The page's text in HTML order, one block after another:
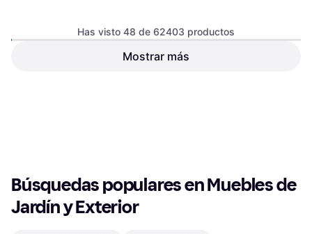
vidaXL 310147
Tumbona, Respaldo Ajustable,
Has visto 48 de 62403 productos
Mostrar más
Búsquedas populares en Muebles de
Jardín y Exterior